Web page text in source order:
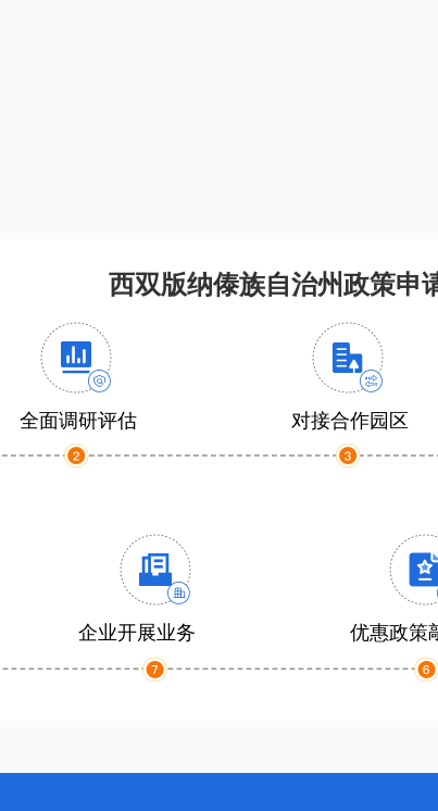
西双版纳傣族自治州政策申
全面调研评估 对接合作园区
企业开展业务 优惠政策